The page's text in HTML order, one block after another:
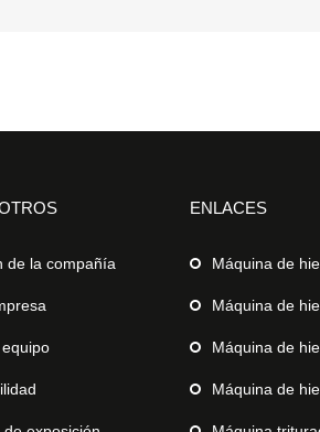
de la compañía
ENLACES
Máquina de
Máquina de
Máquina de
Máquina de